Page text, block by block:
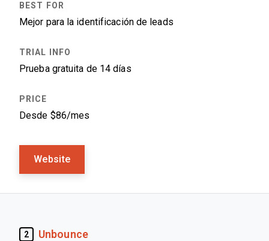
Mejor para la identificación de leads
Prueba gratuita de 14 días
Desde $86/mes
Website
2 Unbounce